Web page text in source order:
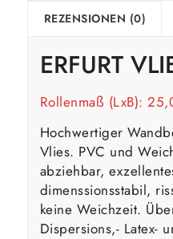
REZENSIONEN (0)
ERFURT
Rollenmaß (LxB):
Hochwertiger
Vlies. PVC und
abziehbar,
dimenssionsstabil,
keine Weichzeit.
Dispersions,- Latex-